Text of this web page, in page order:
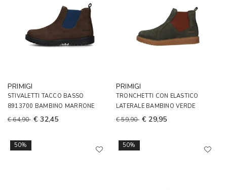
PRIMIGI
STIVALETTI TACCO BASSO
8913700 BAMBINO MARRONE
€ 64,90 € 32,45
PRIMIGI
TRONCHETTI CON ELASTICO
LATERALE BAMBINO VERDE
€ 59,90 € 29,95
50% 50%